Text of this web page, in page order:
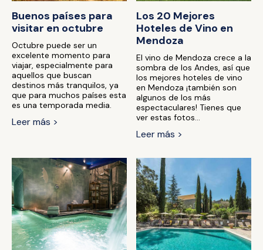
Buenos países para
visitar en octubre
Octubre puede ser un
excelente momento para
viajar, especialmente para
aquellos que buscan
destinos más tranquilos, ya
que para muchos países esta
es una temporada media.
Leer más >
Los 20 Mejores
Hoteles de Vino en
Mendoza
El vino de Mendoza crece a la
sombra de los Andes, así que
los mejores hoteles de vino
en Mendoza ¡también son
algunos de los más
espectaculares! Tienes que
ver estas fotos...
Leer más >